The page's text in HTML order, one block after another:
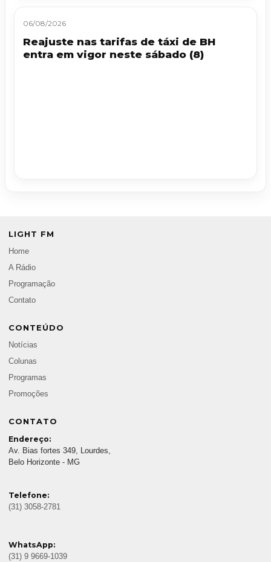
06/08/2026
Reajuste nas tarifas de táxi de BH
entra em vigor neste sábado (8)
LIGHT FM
Home
A Rádio
Programação
Contato
CONTEÚDO
Notícias
Colunas
Programas
Promoções
CONTATO
Endereço:
Av. Bias fortes 349, Lourdes,
Belo Horizonte - MG
Telefone:
(31) 3058-2781
WhatsApp:
(31) 9 9669-1039